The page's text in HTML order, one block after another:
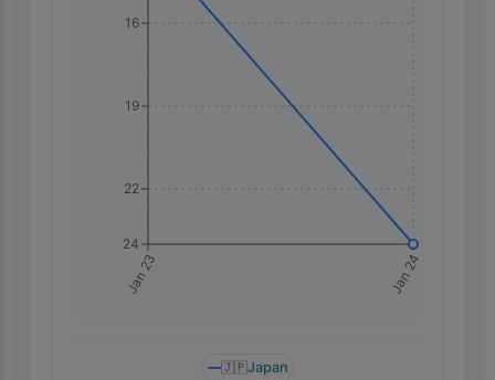
Jan 23 Jan 24
16
19
22
24
🇯🇵Japan